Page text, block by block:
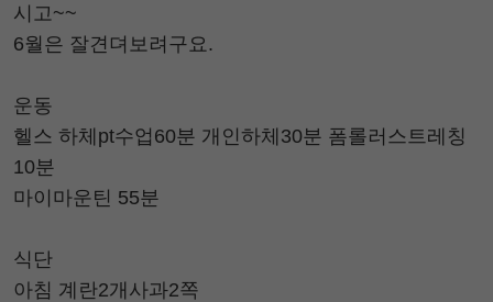
시고~~
6월은 잘견뎌보려구요.
운동
헬스 하체pt수업60분 개인하체30분 폼롤러스트레칭
10분
마이마운틴 55분
식단
아침 계란2개사과2쪽